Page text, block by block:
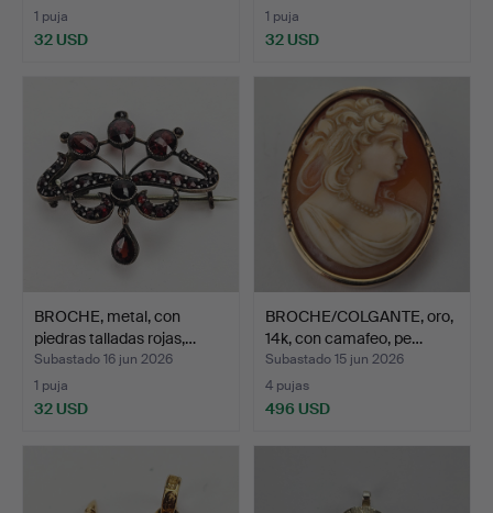
1 puja
32 USD
1 puja
32 USD
BROCHE, metal, con
piedras talladas rojas,…
Subastado 16 jun 2026
1 puja
32 USD
BROCHE/COLGANTE, oro,
14k, con camafeo, pe…
Subastado 15 jun 2026
4 pujas
496 USD